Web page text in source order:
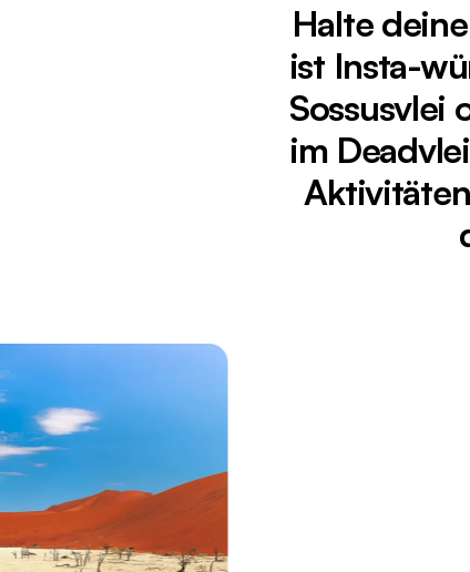
Gerade angezeigt
Eine Herde afrikanischer Elefanten läuft durch
Halte
ist Insta-
Sossusvlei
im